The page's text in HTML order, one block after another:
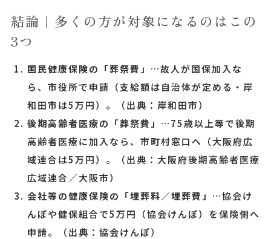
結論｜多くの方が対象になるのはこの
3つ
国民健康保険の「葬祭費」 …故人が国保加入な
ら、市役所で申請（支給額は自治体が定める・岸
和田市は5万円）。
（出典：岸和田市）
後期高齢者医療の「葬祭費」 …75歳以上等で後期
高齢者医療に加入なら、市町村窓口へ（大阪府広
域連合は5万円）。
（出典：大阪府後期高齢者医療
広域連合／大阪市）
会社等の健康保険の「埋葬料／埋葬費」 …協会け
んぽや健保組合で5万円（協会けんぽ）を保険側へ
申請。
（出典：協会けんぽ）